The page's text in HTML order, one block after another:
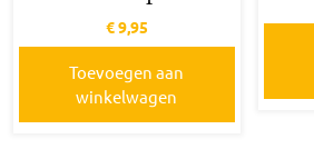
€9,95
Toevoegen aan
winkelwagen